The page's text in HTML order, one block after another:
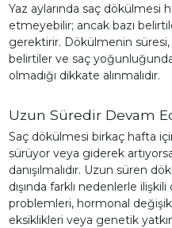
Yaz aylarında saç dökülmesi
etmeyebilir; ancak bazı
gerektirir. Dökülmenin
belirtiler ve saç
olmadığı dikkate alınmalıdır.
Uzun Süredir Devam
Saç dökülmesi birkaç hafta
sürüyor veya giderek
danışılmalıdır. Uzun süren
dışında farklı nedenlerle
problemleri, hormonal
eksiklikleri veya genetik